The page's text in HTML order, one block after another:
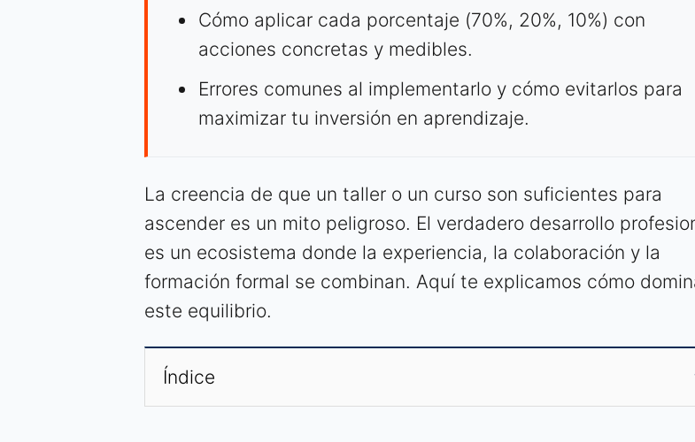
Cómo aplicar cada porcentaje (70%, 20%, 10%) con
acciones concretas y medibles.
Errores comunes al implementarlo y cómo evitarlos para
maximizar tu inversión en aprendizaje.
La creencia de que un taller o un curso son suficientes para
ascender es un mito peligroso. El verdadero desarrollo
es un ecosistema donde la experiencia, la colaboración y la
formación formal se combinan. Aquí te explicamos cómo
este equilibrio.
Índice